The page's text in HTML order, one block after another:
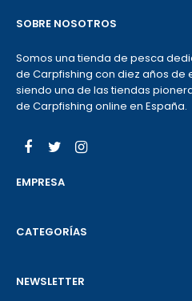
SOBRE NOSOTROS
Somos una tienda de pesca
de Carpfishing con diez años de
siendo una de las tiendas
de Carpfishing online en España.
Facebook
Twitter
EMPRESA
CATEGORÍAS
NEWSLETTER